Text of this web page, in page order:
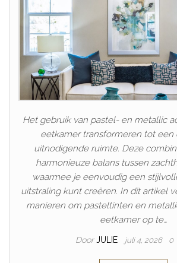
Het gebruik van pastel- en metallic
eetkamer transformeren tot een
uitnodigende ruimte. Deze
harmonieuze balans tussen
waarmee je eenvoudig een
uitstraling kunt creëren. In dit artikel
manieren om pasteltinten en
eetkamer op te…
Door JULIE juli 4, 2026 0